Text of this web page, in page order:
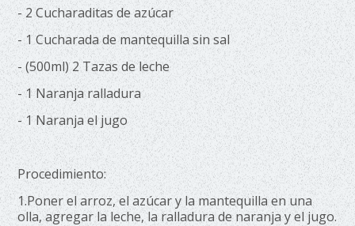
- 2 Cucharaditas de azúcar
- 1 Cucharada de mantequilla sin sal
- (500ml) 2 Tazas de leche
- 1 Naranja ralladura
- 1 Naranja el jugo
Procedimiento:
1.Poner el arroz, el azúcar y la mantequilla en una
olla, agregar la leche, la ralladura de naranja y el jugo.